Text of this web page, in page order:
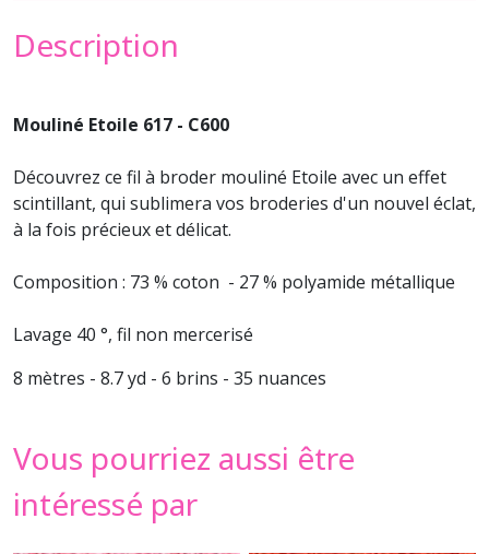
Description
Mouliné Etoile 617 - C600
Découvrez ce fil à broder mouliné Etoile avec un effet
scintillant, qui sublimera vos broderies d'un nouvel éclat,
à la fois précieux et délicat.
Composition : 73 % coton - 27 % polyamide métallique
Lavage 40 °, fil non mercerisé
8 mètres - 8.7 yd - 6 brins - 35 nuances
Vous pourriez aussi être
intéressé par